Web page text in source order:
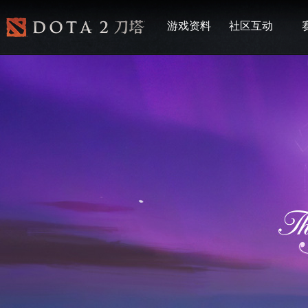
游戏资料 社区互动